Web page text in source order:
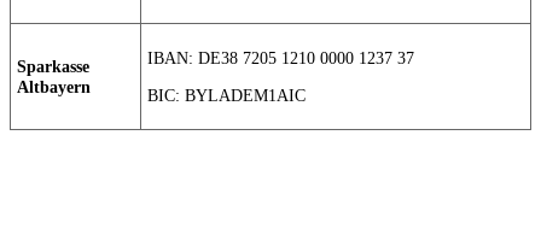
Sparkasse
Altbayern
IBAN: DE38 7205 1210 0000 1237 37
BIC: BYLADEM1AIC